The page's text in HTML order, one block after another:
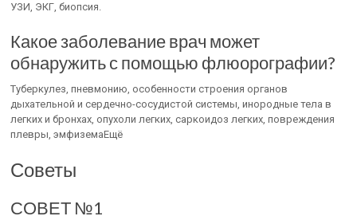
УЗИ, ЭКГ, биопсия.
Какое заболевание врач может
обнаружить с помощью флюорографии?
Туберкулез, пневмонию, особенности строения органов
дыхательной и сердечно-сосудистой системы, инородные тела в
легких и бронхах, опухоли легких, саркоидоз легких, повреждения
плевры, эмфиземаЕщё
Советы
СОВЕТ №1